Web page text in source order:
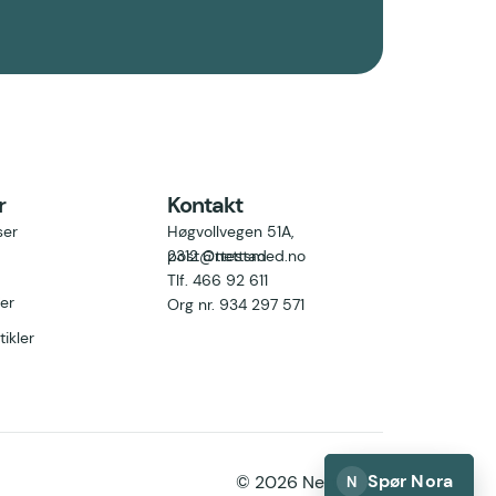
Kontakt
Høgvollvegen 51A,
2312 Ottestad
post@nettsmed.no
Tlf. 466 92 611
Org nr. 934 297 571
© 2026 Nettsmed
N Spør Nora